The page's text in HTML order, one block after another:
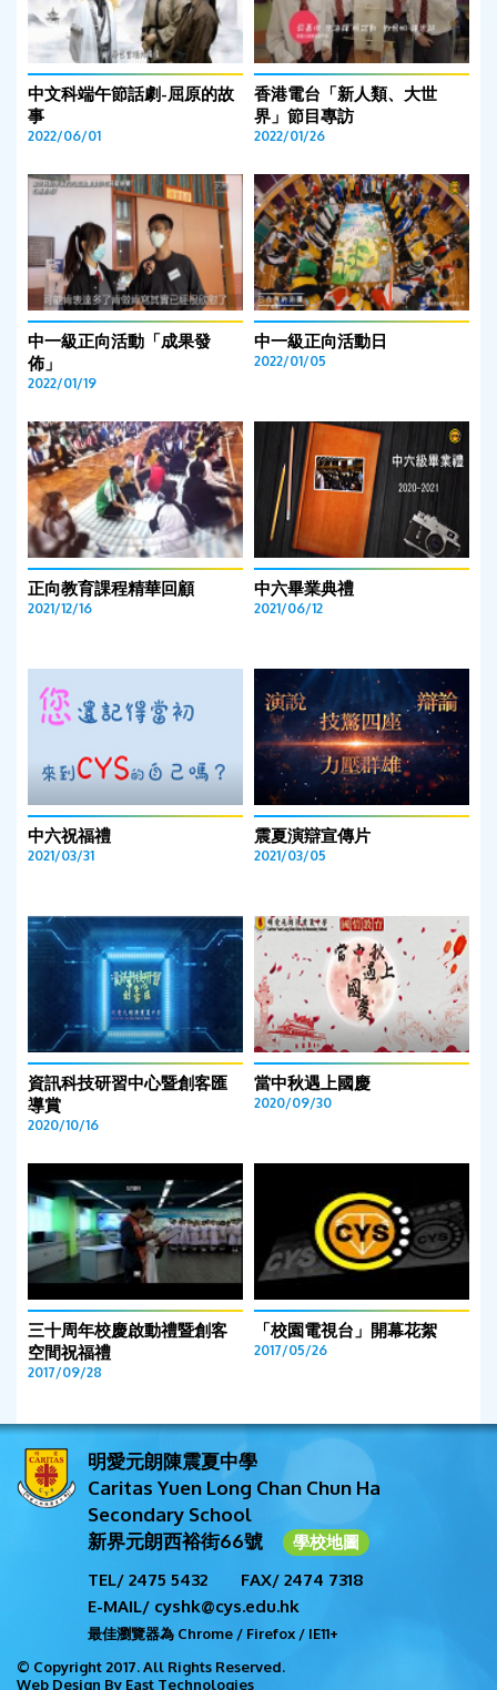
中文科端午節話劇-屈原的故
事
2022/06/01
香港電台「新人類、大世
界」節目專訪
2022/01/26
中一級正向活動「成果發
佈」
2022/01/19
中一級正向活動日
2022/01/05
正向教育課程精華回顧
2021/12/16
中六畢業典禮
2021/06/12
中六祝福禮
2021/03/31
震夏演辯宣傳片
2021/03/05
資訊科技研習中心暨創客匯
導賞
2020/10/16
當中秋遇上國慶
2020/09/30
三十周年校慶啟動禮暨創客
空間祝福禮
2017/09/28
「校園電視台」開幕花絮
2017/05/26
明愛元朗陳震夏中學
Caritas Yuen Long Chan Chun Ha
Secondary School
新界元朗西裕街66號
學校地圖
TEL/ 2475 5432
FAX/ 2474 7318
E-MAIL/ cyshk@cys.edu.hk
最佳瀏覽器為 Chrome / Firefox / IE11+
© Copyright 2017. All Rights Reserved.
Web Design By East Technologies